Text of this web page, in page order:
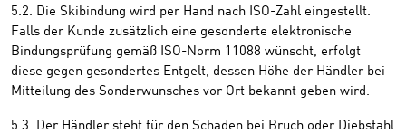
5.2. Die Skibindung wird per Hand nach ISO-Zahl eingestellt.
Falls der Kunde zusätzlich eine gesonderte elektronische
Bindungsprüfung gemäß ISO-Norm 11088 wünscht, erfolgt
diese gegen gesondertes Entgelt, dessen Höhe der Händler bei
Mitteilung des Sonderwunsches vor Ort bekannt geben wird.
5.3. Der Händler steht für den Schaden bei Bruch oder Diebstahl